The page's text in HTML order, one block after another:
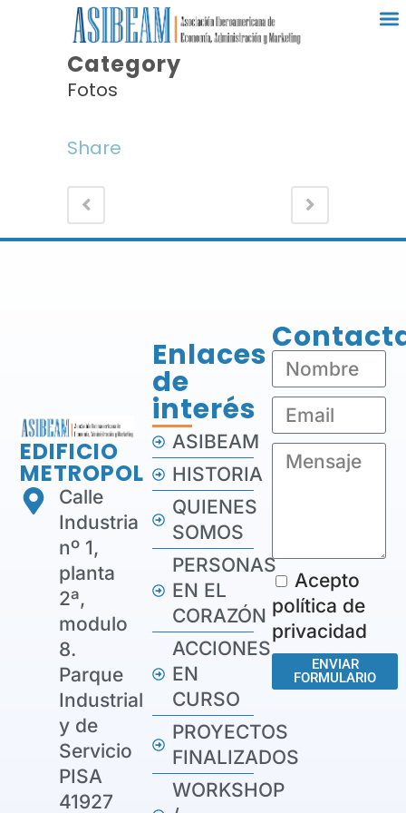
Category
Fotos
Share
EDIFICIO
METROPOL
Calle
Industria
nº 1,
planta
2ª,
modulo
8.
Parque
Industrial
y de
Servicio
PISA
41927
Enlaces
de
interés
ASIBEAM
HISTORIA
QUIENES
SOMOS
PERSONAS
EN EL
CORAZÓN
ACCIONES
EN
CURSO
PROYECTOS
FINALIZADOS
WORKSHOP
Acepto
política de
privacidad
ENVIAR
FORMULARIO